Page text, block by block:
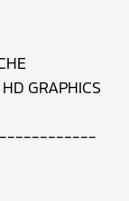
GRAPHICS